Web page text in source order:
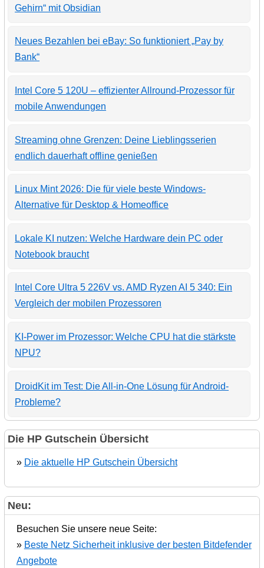
Gehirn“ mit Obsidian
Neues Bezahlen bei eBay: So funktioniert „Pay by
Bank“
Intel Core 5 120U – effizienter Allround-Prozessor für
mobile Anwendungen
Streaming ohne Grenzen: Deine Lieblingsserien
endlich dauerhaft offline genießen
Linux Mint 2026: Die für viele beste Windows-
Alternative für Desktop & Homeoffice
Lokale KI nutzen: Welche Hardware dein PC oder
Notebook braucht
Intel Core Ultra 5 226V vs. AMD Ryzen AI 5 340: Ein
Vergleich der mobilen Prozessoren
KI-Power im Prozessor: Welche CPU hat die stärkste
NPU?
DroidKit im Test: Die All-in-One Lösung für Android-
Probleme?
Die HP Gutschein Übersicht
» Die aktuelle HP Gutschein Übersicht
Neu:
Besuchen Sie unsere neue Seite:
» Beste Netz Sicherheit inklusive der besten Bitdefender
Angebote